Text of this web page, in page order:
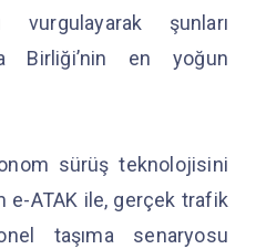
vurgulayarak şunları
Birliği’nin en yoğun
sürüş teknolojisini
e-ATAK ile, gerçek trafik
taşıma senaryosu